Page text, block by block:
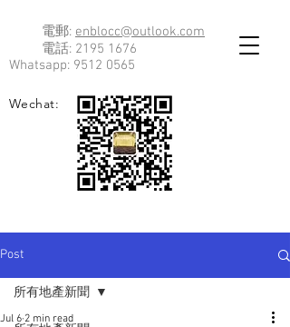
電郵: enblocc@outlook.com
電話: 2195 1676
Whatsapp: 9512 0565
Wechat:
Post
所有地產新聞
Jul 6 2 min read